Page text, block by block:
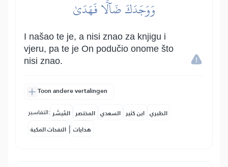
وَوَجَدَكَ ضَآلّٗا فَهَدَىٰ
I našao te je, a nisi znao za knjigu i
vjeru, pa te je On podučio onome što
nisi znao.
Toon andere vertalingen
التفاسير: المُيسَّر المختصر السعدي ابن كثير الطبري
النفحات المكية | هدايات